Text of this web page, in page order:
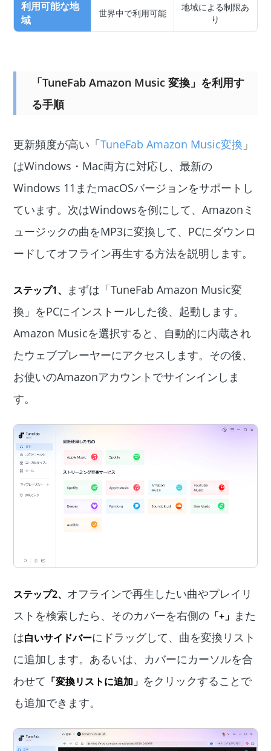
利用可能な地
域
世界中で利用可能
地域による制限あ
り
「TuneFab Amazon Music 変換」を利用す
る手順
更新頻度が高い「TuneFab Amazon Music変換 」
はWindows・Mac両方に対応し、最新の
Windows 11またmacOSバージョンをサポートし
ています。次はWindowsを例にして、Amazonミ
ュージックの曲をMP3に変換して、PCにダウンロ
ードしてオフライン再生する方法を説明します。
ステップ1、 まずは「TuneFab Amazon Music変
換」をPCにインストールした後、起動します。
Amazon Musicを選択すると、自動的に内蔵され
たウェブプレーヤーにアクセスします。その後、
お使いのAmazonアカウントでサインインしま
す。
ステップ2、 オフラインで再生したい曲やプレイリ
ストを検索したら、そのカバーを右側の 「+」 また
は白いサイドバーにドラッグして、曲を変換リスト
に追加します。あるいは、カバーにカーソルを合
わせて 「変換リストに追加」 をクリックすることで
も追加できます。